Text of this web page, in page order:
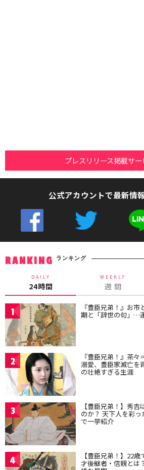
プレスリリース掲載サー
公式アカウントで最新情
RANKING ランキング
DAILY
24時間
WEEKLY
週 間
1 『豊臣兄弟！』お
期と「辞世の句」…
2 『豊臣兄弟！』茶
溺愛、豊臣家滅亡を
の壮絶すぎる生涯
3 【豊臣兄弟！】秀
のか？ 天下人を彩
で一挙紹介
4 【豊臣兄弟！】22
才後継者・信親とは